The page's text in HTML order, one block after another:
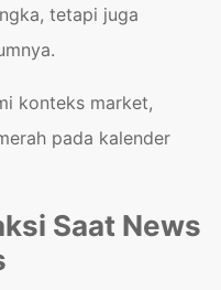
tetapi juga
konteks market,
pada kalender
Saat News